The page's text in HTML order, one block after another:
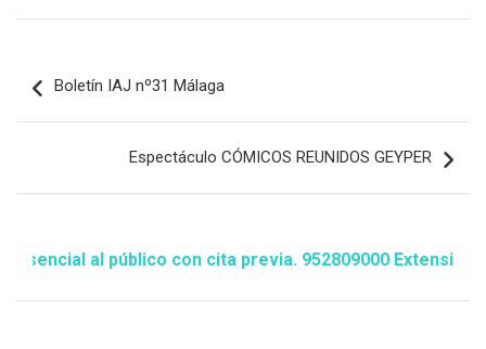
de
Boletín IAJ nº31 Málaga
Espectáculo CÓMICOS REUNIDOS GEYPER
al público con cita previa. 952809000 Extensión 1481/